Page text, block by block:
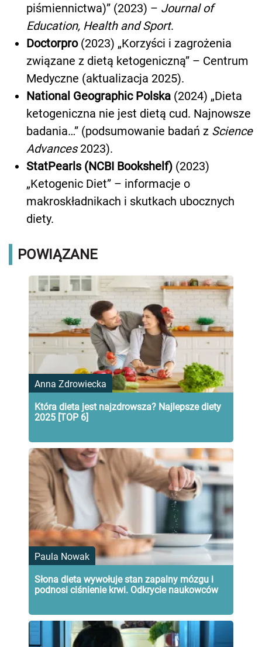
piśmiennictwa)” (2023) – Journal of
Education, Health and Sport.
Doctorpro(2023) „Korzyści i zagrożenia
związane z dietą ketogeniczną” – Centrum
Medyczne (aktualizacja 2025).
National Geographic Polska (2024) „Dieta
ketogeniczna nie jest dietą cud. Najnowsze
badania…” (podsumowanie badań z Science
Advances2023).
StatPearls (NCBI Bookshelf) (2023)
„Ketogenic Diet” – informacje o
makroskładnikach i skutkach ubocznych
diety.
POWIĄZANE
Anna Zdrowiecka
Która dieta jest najzdrowsza? Najlepsze diety
2025 [TOP 6]
Paula Nowak
Słona dieta wywołuje stan zapalny mózgu i
podnosi ciśnienie krwi. Odkrycie naukowców